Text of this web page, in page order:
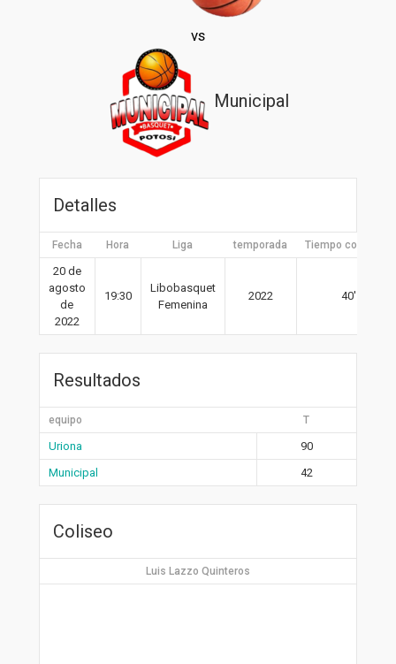
vs
Municipal
Detalles
Fecha Hora Liga temporada Tiempo completo
20 de
agosto
de
2022
19:30
Libobasquet
Femenina
2022 40′
Resultados
equipo T
Uriona
90
Municipal
42
Coliseo
Luis Lazzo Quinteros